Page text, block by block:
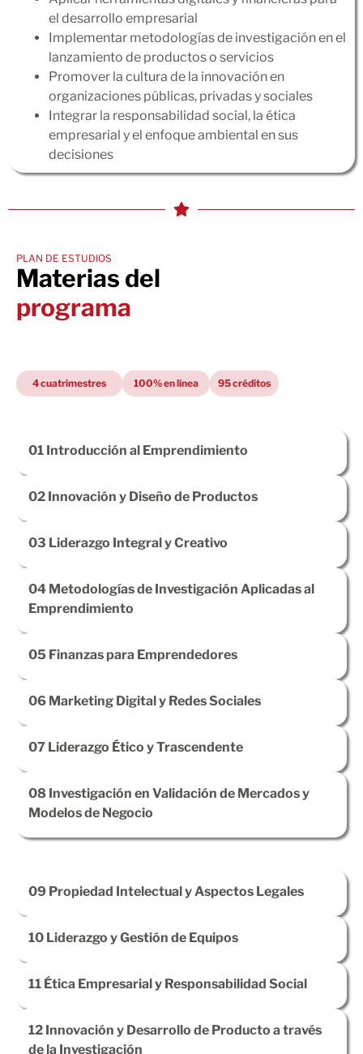
el desarrollo empresarial
Implementar metodologías de investigación en el
lanzamiento de productos o servicios
Promover la cultura de la innovación en
organizaciones públicas, privadas y sociales
Integrar la responsabilidad social, la ética
empresarial y el enfoque ambiental en sus
decisiones
PLAN DE ESTUDIOS
Materias del
programa
4 cuatrimestres 100% en línea 95 créditos
01 Introducción al Emprendimiento
02 Innovación y Diseño de Productos
03 Liderazgo Integral y Creativo
04 Metodologías de Investigación Aplicadas al
Emprendimiento
05 Finanzas para Emprendedores
06 Marketing Digital y Redes Sociales
07 Liderazgo Ético y Trascendente
08 Investigación en Validación de Mercados y
Modelos de Negocio
09 Propiedad Intelectual y Aspectos Legales
10 Liderazgo y Gestión de Equipos
11 Ética Empresarial y Responsabilidad Social
12 Innovación y Desarrollo de Producto a través
de la Investigación